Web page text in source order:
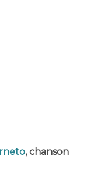
, chanson